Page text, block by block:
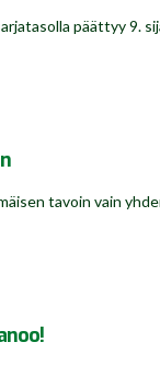
päättyy 9.
tavoin vain